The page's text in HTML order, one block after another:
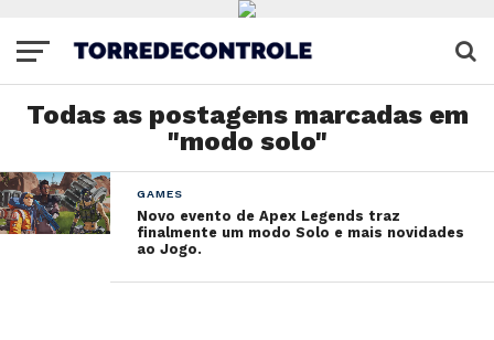
Todas as postagens marcadas em
"modo solo"
GAMES
Novo evento de Apex Legends traz
finalmente um modo Solo e mais novidades
ao Jogo.